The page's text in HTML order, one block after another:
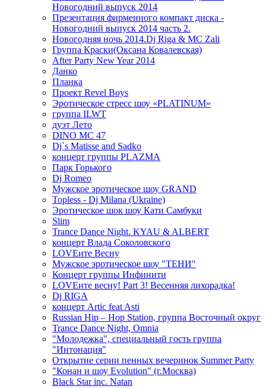
Новогодний выпуск 2014
Презентация фирменного компакт диска -
Новогодний выпуск 2014 часть 2.
Новогодняя ночь 2014.Dj Riga & MC Zali
Группа Краски(Оксана Ковалевская)
After Party New Year 2014
Данко
Планка
Проект Revel Boys
Эротическое стресс шоу «PLATINUM»
группа ILWT
дуэт Лето
DINO MC 47
Dj`s Matisse and Sadko
концерт группы PLAZMA
Парк Горького
Dj Romeo
Мужское эротическое шоу GRAND
Topless - Dj Milana (Ukraine)
Эротическое шок шоу Кати Самбуки
Slim
Trance Dance Night. KYAU & ALBERT
концерт Влада Соколовского
LOVEите Весну
Мужское эротическое шоу "ТЕНИ"
Концерт группы Инфинити
LOVEите весну! Part 3! Весенняя лихорадка!
Dj RIGA
концерт Artic feat Asti
Russian Hip – Hop Station, группа Восточный округ
Trance Dance Night, Omnia
"Молодежка", специальный гость группа
"Интонация"
Открытие серии пенных вечеринок Summer Party
"Конан и шоу Evolution" (г.Москва)
Black Star inc. Natan